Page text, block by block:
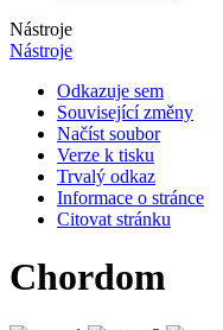
Nástroje
Nástroje
Odkazuje sem
Související změny
Načíst soubor
Verze k tisku
Trvalý odkaz
Informace o stránce
Citovat stránku
Chordom